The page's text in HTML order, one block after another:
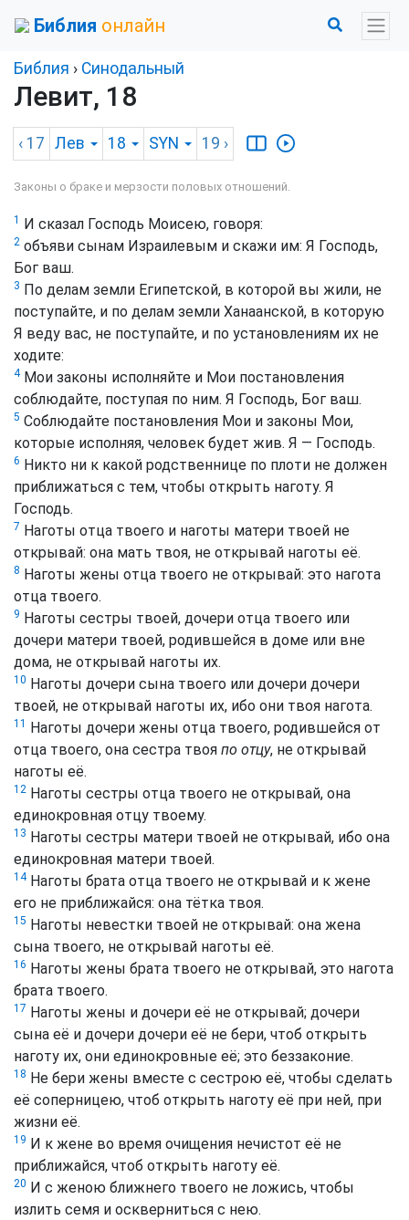
Библия онлайн
Библия › Синодальный
Левит, 18
‹ 17 Лев 18 SYN 19 ›
Законы о браке и мерзости половых отношений.
1 И сказал Господь Моисею, говоря:
2 объяви сынам Израилевым и скажи им: Я Господь,
Бог ваш.
3 По делам земли Египетской, в которой вы жили, не
поступайте, и по делам земли Ханаанской, в которую
Я веду вас, не поступайте, и по установлениям их не
ходите:
4Мои законы исполняйте и Мои постановления
соблюдайте, поступая по ним. Я Господь, Бог ваш.
5 Соблюдайте постановления Мои и законы Мои,
которые исполняя, человек будет жив. Я — Господь.
6 Никто ни к какой родственнице по плоти не должен
приближаться с тем, чтобы открыть наготу. Я
Господь.
7 Наготы отца твоего и наготы матери твоей не
открывай: она мать твоя, не открывай наготы её.
8 Наготы жены отца твоего не открывай: это нагота
отца твоего.
9 Наготы сестры твоей, дочери отца твоего или
дочери матери твоей, родившейся в доме или вне
дома, не открывай наготы их.
10 Наготы дочери сына твоего или дочери дочери
твоей, не открывай наготы их, ибо они твоя нагота.
11
Наготы дочери жены отца твоего, родившейся от
отца твоего, она сестра твоя по отцу, не открывай
наготы её.
12 Наготы сестры отца твоего не открывай, она
единокровная отцу твоему.
13 Наготы сестры матери твоей не открывай, ибо она
единокровная матери твоей.
14Наготы брата отца твоего не открывай и к жене
его не приближайся: она тётка твоя.
15 Наготы невестки твоей не открывай: она жена
сына твоего, не открывай наготы её.
16 Наготы жены брата твоего не открывай, это нагота
брата твоего.
17 Наготы жены и дочери её не открывай; дочери
сына её и дочери дочери её не бери, чтоб открыть
наготу их, они единокровные её; это беззаконие.
18 Не бери жены вместе с сестрою её, чтобы сделать
её соперницею, чтоб открыть наготу её при ней, при
жизни её.
19 И к жене во время очищения нечистот её не
приближайся, чтоб открыть наготу её.
20 И с женою ближнего твоего не ложись, чтобы
излить семя и оскверниться с нею.